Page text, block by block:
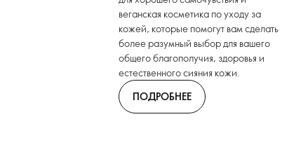
веганская косметика по уходу за
кожей, которые помогут вам сделать
более разумный выбор для вашего
общего благополучия, здоровья и
естественного сияния кожи.
ПОДРОБНЕЕ